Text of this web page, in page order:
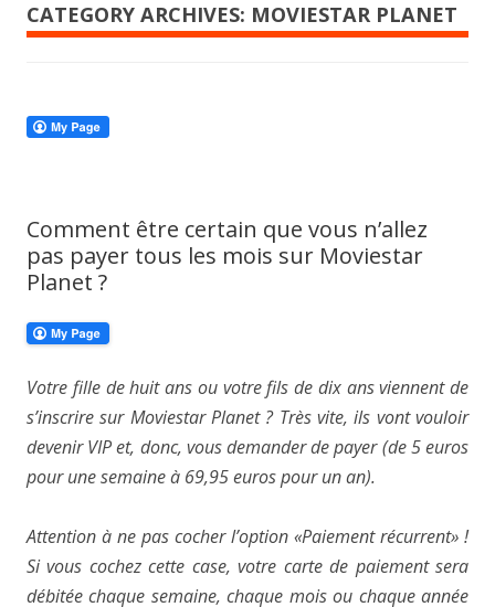
CATEGORY ARCHIVES: MOVIESTAR PLANET
Comment être certain que vous n’allez
pas payer tous les mois sur Moviestar
Planet ?
Votre fille de huit ans ou votre fils de dix ans viennent de
s’inscrire sur Moviestar Planet ? Très vite, ils vont vouloir
devenir VIP et, donc, vous demander de payer (de 5 euros
pour une semaine à 69,95 euros pour un an).
Attention à ne pas cocher l’option «Paiement récurrent» !
Si vous cochez cette case, votre carte de paiement sera
débitée chaque semaine, chaque mois ou chaque année